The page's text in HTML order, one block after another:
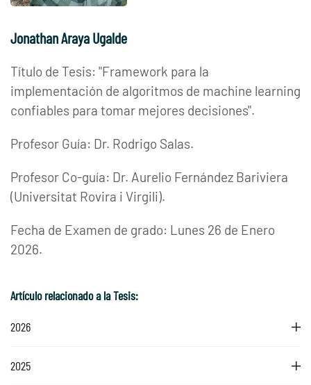
Jonathan Araya Ugalde
Título de Tesis: "Framework para la
implementación de algoritmos de machine learning
confiables para tomar mejores decisiones".
Profesor Guía: Dr. Rodrigo Salas.
Profesor Co-guía: Dr. Aurelio Fernández Bariviera
(Universitat Rovira i Virgili).
Fecha de Examen de grado: Lunes 26 de Enero
2026.
Artículo relacionado a la Tesis:
2026
2025